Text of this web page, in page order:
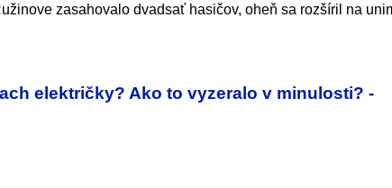
zasahovalo dvadsať hasičov, oheň sa rozšíril na
električky? Ako to vyzeralo v minulosti? -